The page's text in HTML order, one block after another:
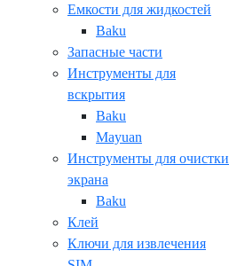
Емкости для жидкостей
Baku
Запасные части
Инструменты для
вскрытия
Baku
Mayuan
Инструменты для очистки
экрана
Baku
Клей
Ключи для извлечения